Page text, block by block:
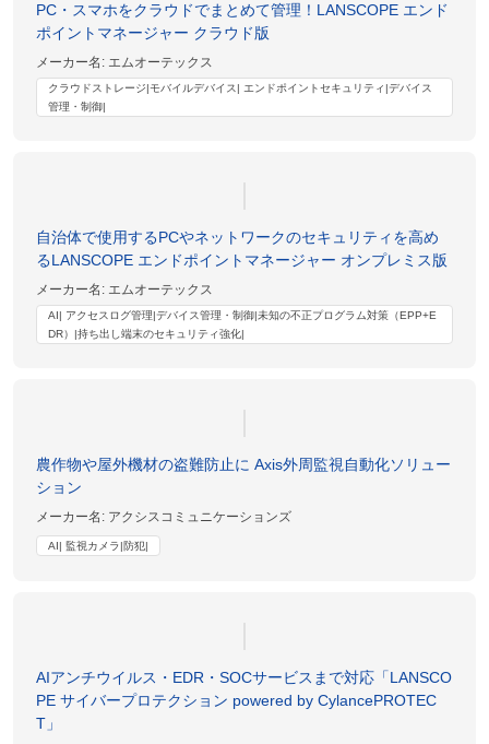
PC・スマホをクラウドでまとめて管理！LANSCOPE エンド
ポイントマネージャー クラウド版
メーカー名: エムオーテックス
クラウドストレージ|モバイルデバイス| エンドポイントセキュリティ|デバイス
管理・制御|
自治体で使用するPCやネットワークのセキュリティを高め
るLANSCOPE エンドポイントマネージャー オンプレミス版
メーカー名: エムオーテックス
AI| アクセスログ管理|デバイス管理・制御|未知の不正プログラム対策（EPP+E
DR）|持ち出し端末のセキュリティ強化|
農作物や屋外機材の盗難防止に Axis外周監視自動化ソリュー
ション
メーカー名: アクシスコミュニケーションズ
AI| 監視カメラ|防犯|
AIアンチウイルス・EDR・SOCサービスまで対応「LANSCO
PE サイバープロテクション powered by CylancePROTEC
T」